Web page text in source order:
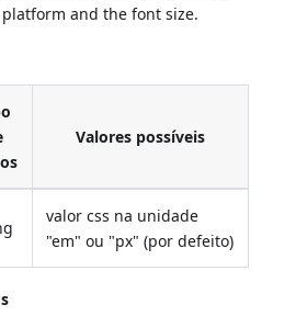
and the font size.
Valores possíveis
valor css na unidade
"em" ou "px" (por defeito)